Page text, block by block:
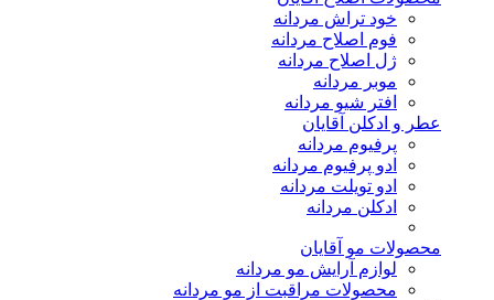
خود تراش مردانه
فوم اصلاح مردانه
ژل اصلاح مردانه
موبر مردانه
افتر شیو مردانه
عطر و ادکلن آقایان
پرفیوم مردانه
ادو پرفیوم مردانه
ادو تویلت مردانه
ادکلن مردانه
محصولات مو آقایان
لوازم آرایش مو مردانه
محصولات مراقبت از مو مردانه